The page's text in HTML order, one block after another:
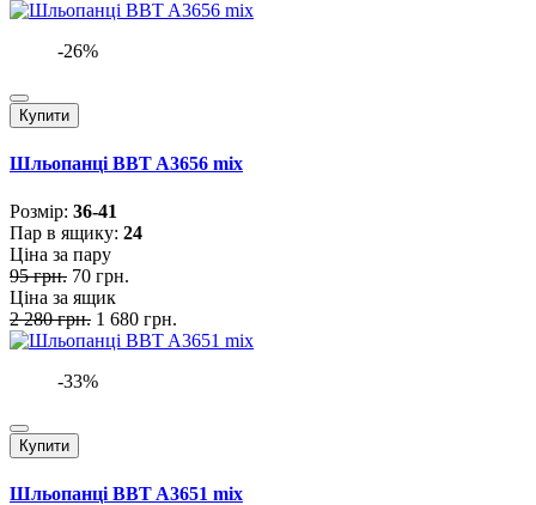
-26%
Купити
Шльопанці BBT A3656 mix
Розмiр: 36-41
Пар в ящику: 24
Ціна за пару
95 грн. 70 грн.
Ціна за ящик
2 280 грн. 1 680 грн.
-33%
Купити
Шльопанці BBT A3651 mix